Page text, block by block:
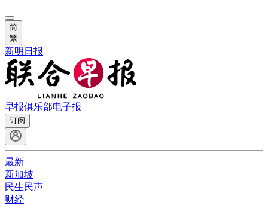
简
繁
新明日报
早报俱乐部电子报
订阅
最新
新加坡
民生民声
财经